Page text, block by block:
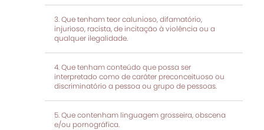
Que tenham teor calunioso, difamatório,
injurioso, racista, de incitação à violência ou a
qualquer ilegalidade.
Que tenham conteúdo que possa ser
interpretado como de caráter preconceituoso ou
discriminatório a pessoa ou grupo de pessoas.
Que contenham linguagem grosseira, obscena
e/ou pornográfica.